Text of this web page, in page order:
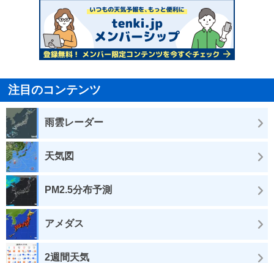
注目のコンテンツ
雨雲レーダー
天気図
PM2.5分布予測
アメダス
2週間天気